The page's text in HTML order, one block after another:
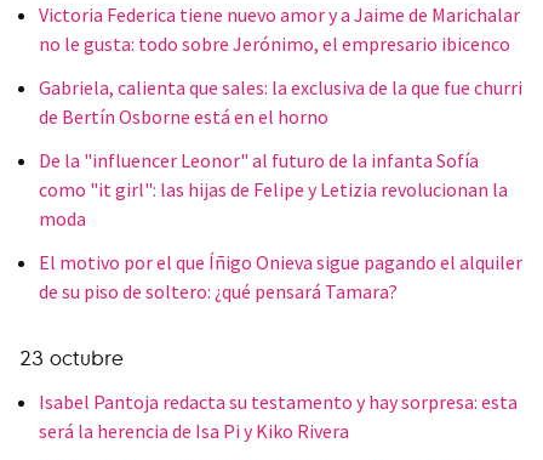
Victoria Federica tiene nuevo amor y a Jaime de Marichalar
no le gusta: todo sobre Jerónimo, el empresario ibicenco
Gabriela, calienta que sales: la exclusiva de la que fue churri
de Bertín Osborne está en el horno
De la "influencer Leonor" al futuro de la infanta Sofía
como "it girl": las hijas de Felipe y Letizia revolucionan la
moda
El motivo por el que Íñigo Onieva sigue pagando el alquiler
de su piso de soltero: ¿qué pensará Tamara?
23 octubre
Isabel Pantoja redacta su testamento y hay sorpresa: esta
será la herencia de Isa Pi y Kiko Rivera